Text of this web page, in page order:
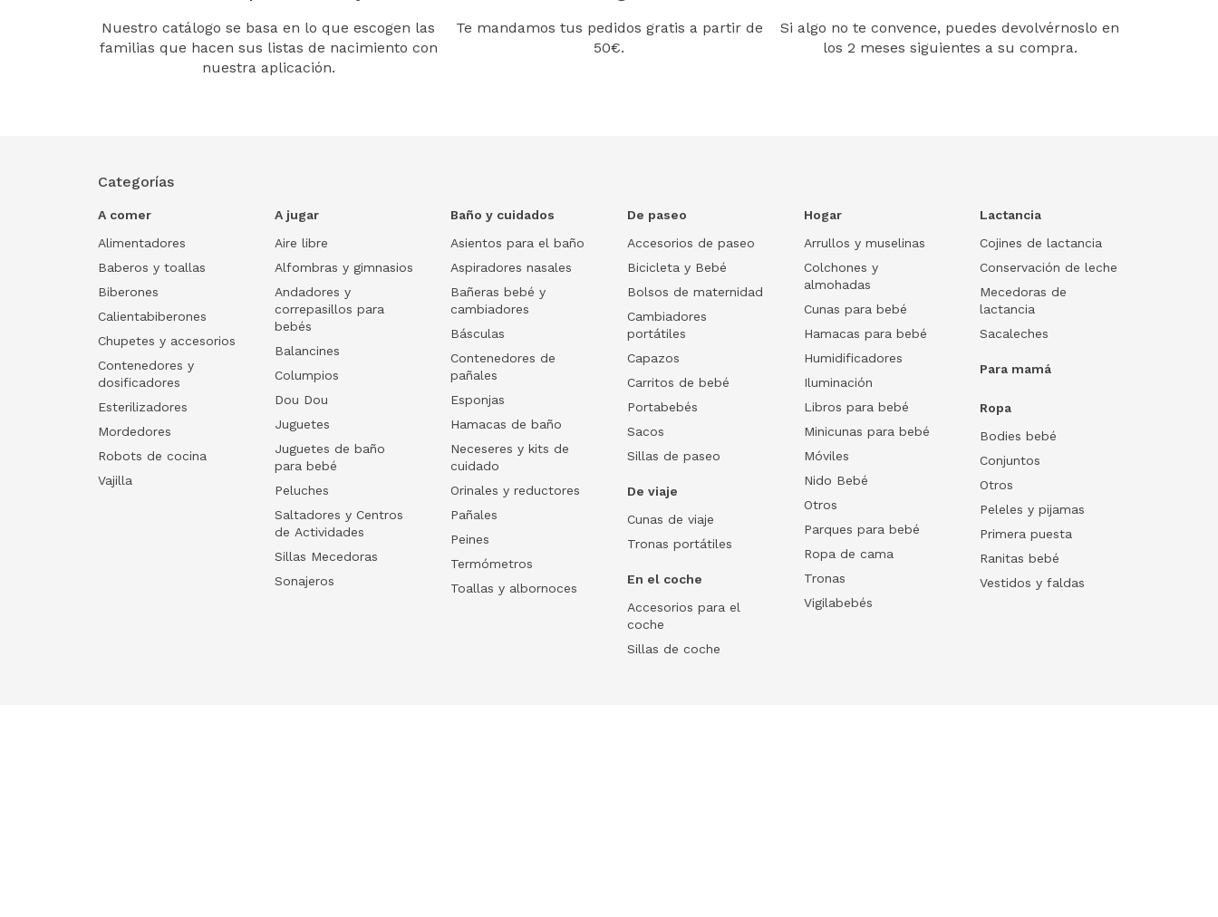
Nuestro catálogo se basa en lo que escogen las
familias que hacen sus listas de nacimiento con
nuestra aplicación.
Te mandamos tus pedidos gratis a partir de
50€.
Si algo no te convence, puedes devolvérnoslo en
los 2 meses siguientes a su compra.
Categorías
A comer
Alimentadores
Baberos y toallas
Biberones
Calientabiberones
Chupetes y accesorios
Contenedores y
dosificadores
Esterilizadores
Mordedores
Robots de cocina
Vajilla
A jugar
Aire libre
Alfombras y gimnasios
Andadores y
correpasillos para
bebés
Balancines
Columpios
Dou Dou
Juguetes
Juguetes de baño
para bebé
Peluches
Saltadores y Centros
de Actividades
Sillas Mecedoras
Sonajeros
Baño y cuidados
Asientos para el baño
Aspiradores nasales
Bañeras bebé y
cambiadores
Básculas
Contenedores de
pañales
Esponjas
Hamacas de baño
Neceseres y kits de
cuidado
Orinales y reductores
Pañales
Peines
Termómetros
Toallas y albornoces
De paseo
Accesorios de paseo
Bicicleta y Bebé
Bolsos de maternidad
Cambiadores
portátiles
Capazos
Carritos de bebé
Portabebés
Sacos
Sillas de paseo
De viaje
Cunas de viaje
Tronas portátiles
En el coche
Accesorios para el
coche
Sillas de coche
Hogar
Arrullos y muselinas
Colchones y
almohadas
Cunas para bebé
Hamacas para bebé
Humidificadores
Iluminación
Libros para bebé
Minicunas para bebé
Móviles
Nido Bebé
Otros
Parques para bebé
Ropa de cama
Tronas
Vigilabebés
Lactancia
Cojines de lactancia
Conservación de leche
Mecedoras de
lactancia
Sacaleches
Para mamá
Ropa
Bodies bebé
Conjuntos
Otros
Peleles y pijamas
Primera puesta
Ranitas bebé
Vestidos y faldas